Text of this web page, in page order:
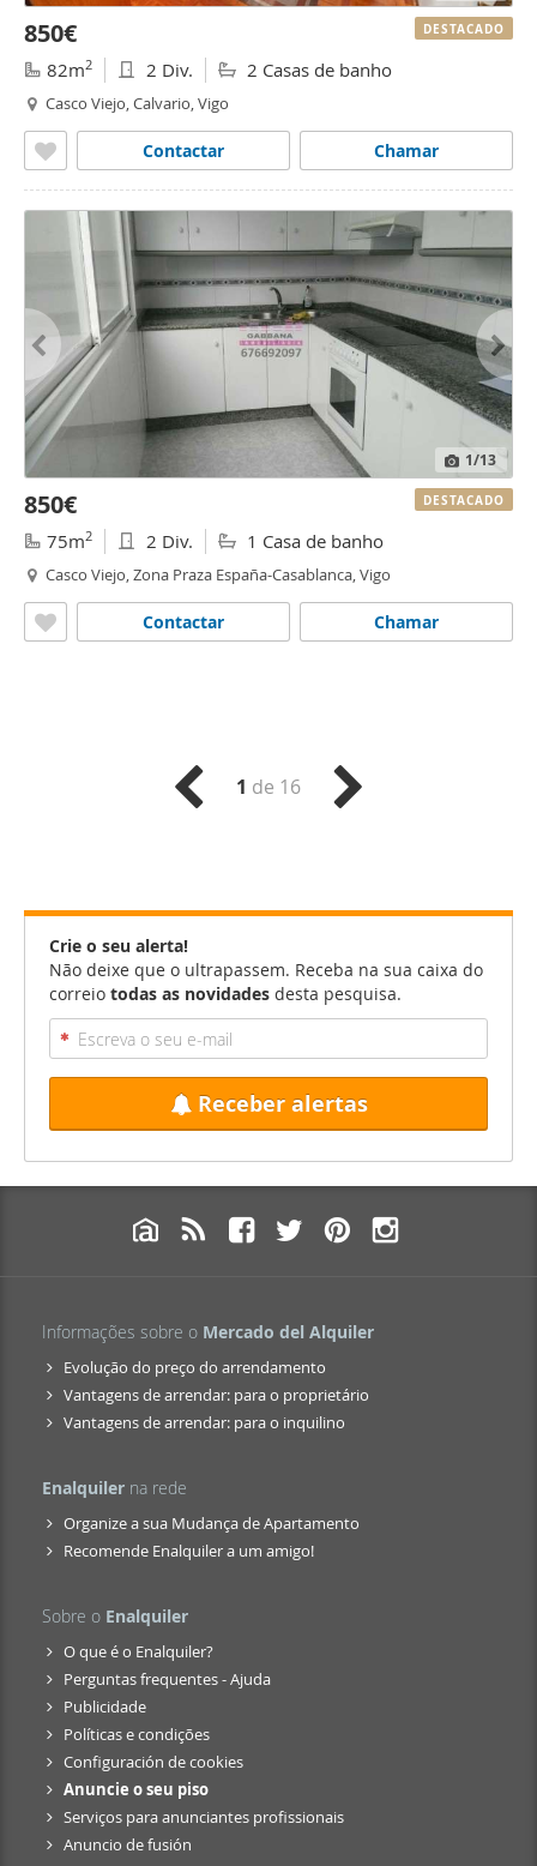
850€
82m2 2 Div. 2 Casas de banho
Casco Viejo, Calvario, Vigo
Chamar
Contactar
DESTACADO
1/13
850€
75m2 2 Div. 1 Casa de banho
Casco Viejo, Zona Praza España-Casablanca, Vigo
Chamar
Contactar
DESTACADO
1 de 16
Crie o seu alerta!
Não deixe que o ultrapassem. Receba na sua caixa do
correio todas as novidades desta pesquisa.
Receber alertas
Informações sobre o Mercado del Alquiler
Evolução do preço do arrendamento
Vantagens de arrendar: para o proprietário
Vantagens de arrendar: para o inquilino
Enalquiler na rede
Organize a sua Mudança de Apartamento
Recomende Enalquiler a um amigo!
Sobre o Enalquiler
O que é o Enalquiler?
Perguntas frequentes - Ajuda
Publicidade
Políticas e condições
Configuración de cookies
Anuncie o seu piso
Serviços para anunciantes profissionais
Anuncio de fusión